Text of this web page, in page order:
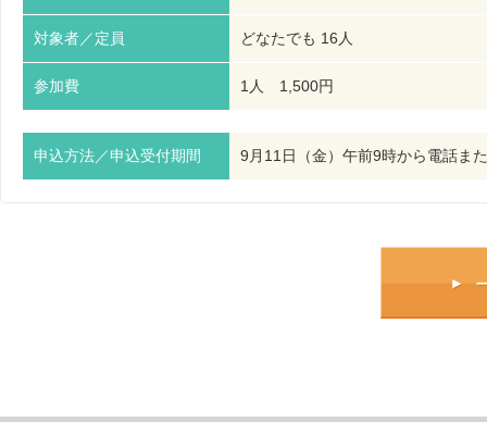
対象者／定員 どなたでも 16人
参加費 1人 1,500円
申込方法／申込受付期間 9月11日（金）午前9時から電話ま